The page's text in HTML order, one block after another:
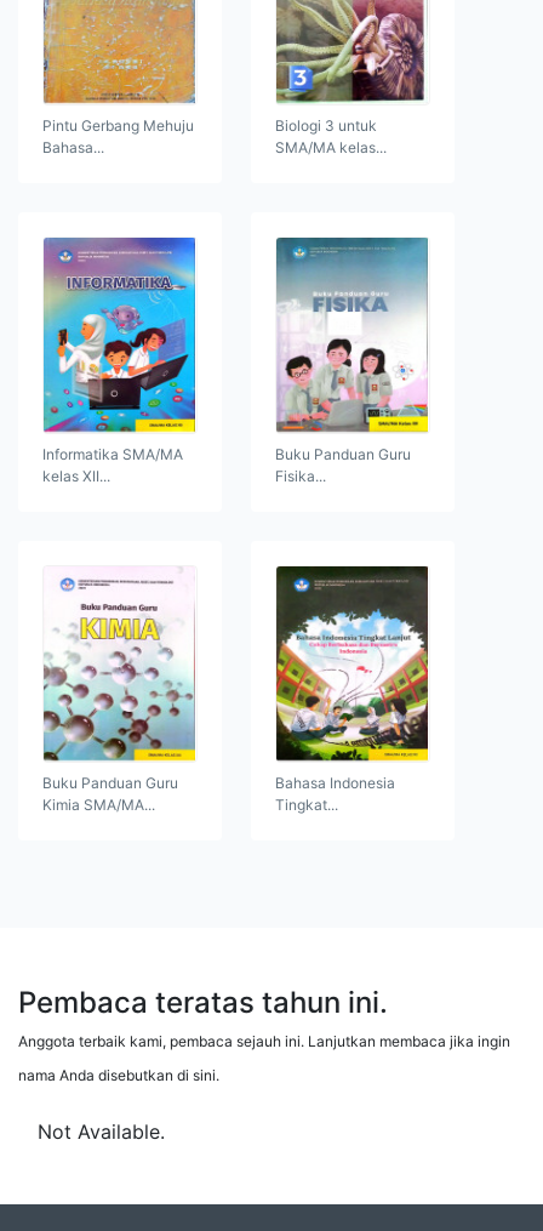
Pintu Gerbang Mehuju
Bahasa...
Biologi 3 untuk
SMA/MA kelas...
Informatika SMA/MA
kelas XII...
Buku Panduan Guru
Fisika...
Buku Panduan Guru
Kimia SMA/MA...
Bahasa Indonesia
Tingkat...
Pembaca teratas tahun ini.
Anggota terbaik kami, pembaca sejauh ini. Lanjutkan membaca jika ingin
nama Anda disebutkan di sini.
Not Available.